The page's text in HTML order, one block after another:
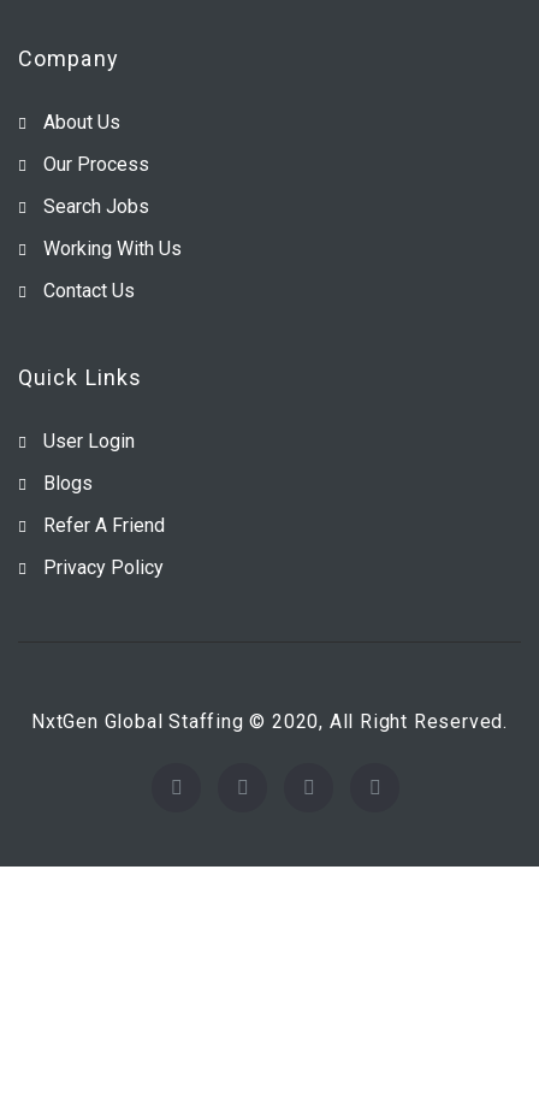
Company
About Us
Our Process
Search Jobs
Working With Us
Contact Us
Quick Links
User Login
Blogs
Refer A Friend
Privacy Policy
NxtGen Global Staffing © 2020, All Right Reserved.